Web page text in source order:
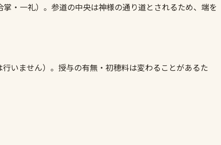
・一礼）。参道の中央は神様の通り道とされるため、端を
いません）。授与の有無・初穂料は変わることがあるた